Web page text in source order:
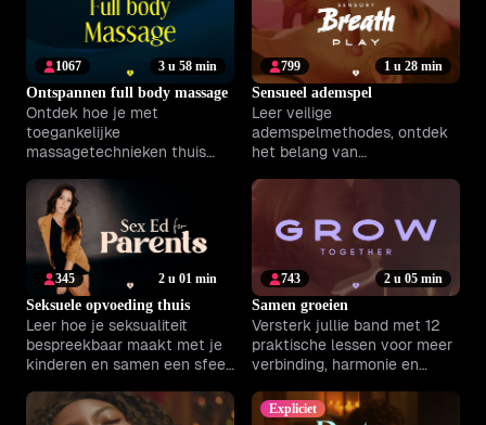
3 u 58 min
1067
Ontspannen full body massage
Ontdek hoe je met
toegankelijke
massagetechnieken thuis
verbondenheid brengt. Ideaal
voor wie wil starten met
zorgzaam aanraken.
1 u 28 min
799
Sensueel ademspel
Leer veilige
ademspelmethodes, ontdek
het belang van
versterk je intieme
2 u 01 min
345
Seksuele opvoeding thuis
Leer hoe je seksualiteit
bespreekbaar maakt met je
kinderen en samen een sfeer
creëert.
2 u 05 min
743
Samen groeien
Versterk jullie band met 12
praktische lessen voor meer
verbinding, harmonie en
Expliciet